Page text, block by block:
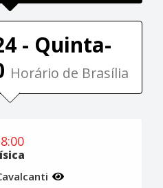
- Quinta-
Horário de Brasília